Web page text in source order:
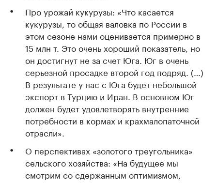
Про урожай кукурузы: «Что касается
кукурузы, то общая валовка по России в
этом сезоне нами оценивается примерно в
15 млн т. Это очень хороший показатель, но
он достигнут не за счет Юга. Юг в очень
серьезной просадке второй год подряд. (…)
В результате у нас с Юга будет небольшой
экспорт в Турцию и Иран. В основном Юг
должен будет удовлетворять внутренние
потребности в кормах и крахмалопаточной
отрасли».
О перспективах «золотого треугольника»
сельского хозяйства: «На будущее мы
смотрим со сдержанным оптимизмом,